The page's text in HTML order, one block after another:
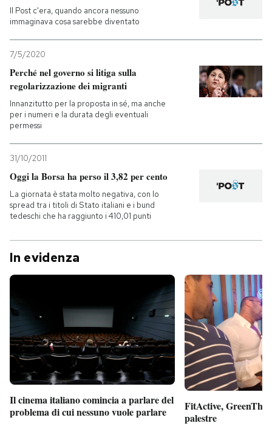
Il Post c'era, quando ancora nessuno
immaginava cosa sarebbe diventato
7/5/2020
Perché nel governo si litiga sulla
regolarizzazione dei migranti
Innanzitutto per la proposta in sé, ma anche
per i numeri e la durata degli eventuali
permessi
31/10/2011
Oggi la Borsa ha perso il 3,82 per cento
La giornata è stata molto negativa, con lo
spread tra i titoli di Stato italiani e i bund
tedeschi che ha raggiunto i 410,01 punti
In evidenza
Il cinema italiano comincia a parlare del
problema di cui nessuno vuole parlare
FitActive,
palestre